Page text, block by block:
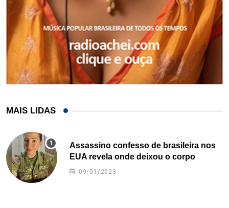
MAIS LIDAS
Assassino confesso de brasileira nos
EUA revela onde deixou o corpo
09/01/2023